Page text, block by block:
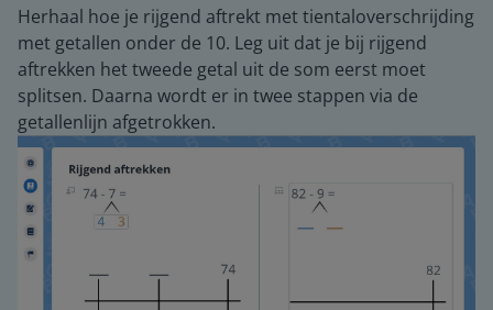
Herhaal hoe je rijgend aftrekt met tientaloverschrijding
met getallen onder de 10. Leg uit dat je bij rijgend
aftrekken het tweede getal uit de som eerst moet
splitsen. Daarna wordt er in twee stappen via de
getallenlijn afgetrokken.